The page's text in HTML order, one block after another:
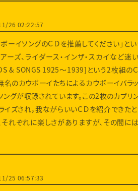
26 02:22:57
ーイソングのＣＤを推薦してください」とい
ーズ、ライダース・インザ・スカイなど
& SONGS 1925～1939]という2枚組の
名のカウボーイたちによるカウボーイバラ
ングが収録されています。この2枚のカプ
イズされ，我ながらいいＣＤを紹介できた
それぞれに楽しさがありますが、その間
25 06:57:33